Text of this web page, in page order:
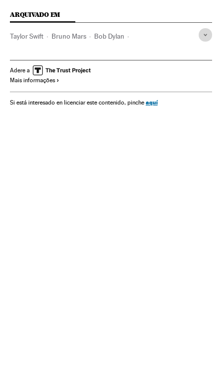
ARQUIVADO EM
Taylor Swift Bruno Mars Bob Dylan
Alejandro Sanz Natalia Lafourcade
Kendrick Lamar
James Bay Tori Kelly Muse Bjork Julieta Venegas
Adere a
Mais informações
Si está interesado en licenciar este contenido, pinche aquí